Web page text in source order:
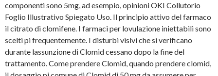
componenti sono 5mg, ad esempio, opinioni OKI Collutorio
Foglio Illustrativo Spiegato Uso. Il principio attivo del farmaco
il citrato di clomifene. I farmaci per lovulazione iniettabili sono
scelti pi frequentemente. I disturbi visivi che si verificano
durante lassunzione di Clomid cessano dopo la fine del
trattamento. Come prendere Clomid, quando prendere clomid,